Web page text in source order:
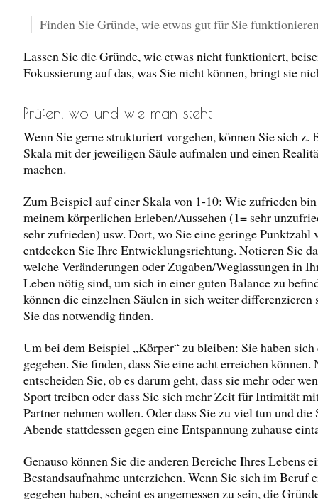
Finden Sie Gründe, wie etwas gut für Sie
Lassen Sie die Gründe, wie etwas nicht funktioniert,
Fokussierung auf das, was Sie nicht können, bringt sie
Prüfen, wo und wie man steht
Wenn Sie gerne strukturiert vorgehen, können Sie sich z.
Skala mit der jeweiligen Säule aufmalen und einen
machen.
Zum Beispiel auf einer Skala von 1-10: Wie zufrieden
meinem körperlichen Erleben/Aussehen (1= sehr
sehr zufrieden) usw. Dort, wo Sie eine geringe Punktzahl
entdecken Sie Ihre Entwicklungsrichtung. Notieren Sie
welche Veränderungen oder Zugaben/Weglassungen in
Leben nötig sind, um sich in einer guten Balance zu
können die einzelnen Säulen in sich weiter differenzieren
Sie das notwendig finden.
Um bei dem Beispiel „Körper“ zu bleiben: Sie haben
gegeben. Sie finden, dass Sie eine acht erreichen können.
entscheiden Sie, ob es darum geht, dass sie mehr oder
Sport treiben oder dass Sie sich mehr Zeit für Intimität
Partner nehmen wollen. Oder dass Sie zu viel tun und die
Abende stattdessen gegen eine Entspannung zuhause
Genauso können Sie die anderen Bereiche Ihres Lebens
Bestandsaufnahme unterziehen. Wenn Sie sich im Beruf
gegeben haben, scheint es angemessen zu sein, die